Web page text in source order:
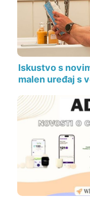
Iskustvo s
malen uređaj s